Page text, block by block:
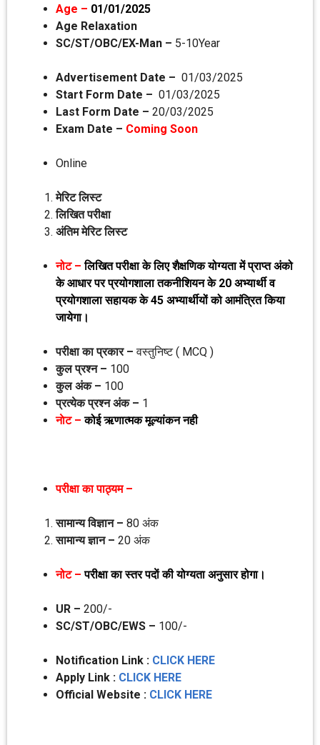
Age – 01/01/2025
Age Relaxation
SC/ST/OBC/EX-Man – 5-10Year
Advertisement Date – 01/03/2025
Start Form Date – 01/03/2025
Last Form Date – 20/03/2025
Exam Date – Coming Soon
Online
मेरिट लिस्‍ट
लिखित परीक्षा
अंतिम मेरिट लिस्‍ट
नोट –लिखित परीक्षा के लिए शैक्षणिक योग्‍यता में प्राप्‍त अंको
के आधार पर प्रयोगशाला तकनी‍शियन के 20 अभ्‍यार्थी व
प्रयोगशाला सहायक के 45 अभ्‍यार्थीयों को आमंत्रित किया
जायेगा।
परीक्षा का प्रकार –वस्‍तुनिष्‍ट ( MCQ )
कुल प्रश्‍न – 100
कुल अंक – 100
प्रत्‍येक प्रश्‍न अंक – 1
नाेट –कोई ऋणात्‍मक मूल्‍यांकन नही
परीक्षा का पाठ्यम –
सामान्‍य विज्ञान – 80 अंक
सामान्‍य ज्ञान – 20 अंक
नोट –परीक्षा का स्‍तर पदाें की योग्‍यता अनुसार होगा।
UR – 200/-
SC/ST/OBC/EWS – 100/-
Notification Link : CLICK HERE
Apply Link : CLICK HERE
Official Website : CLICK HERE